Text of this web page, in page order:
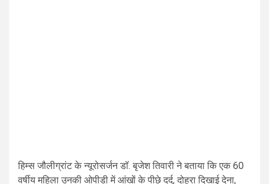
हिम्स जौलीग्रांट के न्यूरोसर्जन डॉ. बृजेश तिवारी ने बताया कि एक 60
वर्षीय महिला उनकी ओपीडी में आंखों के पीछे दर्द, दोहरा दिखाई देना,